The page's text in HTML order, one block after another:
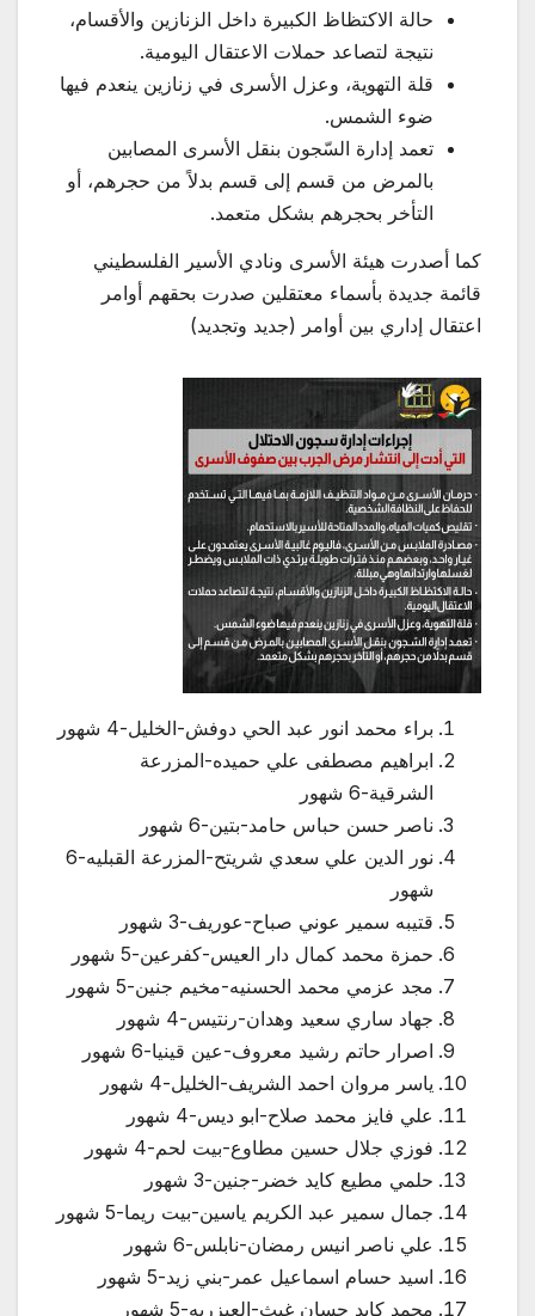
حالة الاكتظاظ الكبيرة داخل الزنازين والأقسام،
نتيجة لتصاعد حملات الاعتقال اليومية.
قلة التهوية، وعزل الأسرى في زنازين ينعدم فيها
ضوء الشمس.
تعمد إدارة السّجون بنقل الأسرى المصابين
بالمرض من قسم إلى قسم بدلاً من حجرهم، أو
التأخر بحجرهم بشكل متعمد.
كما أصدرت هيئة الأسرى ونادي الأسير الفلسطيني
قائمة جديدة بأسماء معتقلين صدرت بحقهم أوامر
اعتقال إداري بين أوامر (جديد وتجديد)
براء محمد انور عبد الحي دوفش-الخليل-4 شهور
ابراهيم مصطفى علي حميده-المزرعة
الشرقية-6 شهور
ناصر حسن حباس حامد-بتين-6 شهور
نور الدين علي سعدي شريتح-المزرعة القبليه-6
شهور
قتيبه سمير عوني صباح-عوريف-3 شهور
حمزة محمد كمال دار العيس-كفرعين-5 شهور
مجد عزمي محمد الحسنيه-مخيم جنين-5 شهور
جهاد ساري سعيد وهدان-رنتيس-4 شهور
اصرار حاتم رشيد معروف-عين قينيا-6 شهور
ياسر مروان احمد الشريف-الخليل-4 شهور
علي فايز محمد صلاح-ابو ديس-4 شهور
فوزي جلال حسين مطاوع-بيت لحم-4 شهور
حلمي مطيع كايد خضر-جنين-3 شهور
جمال سمير عبد الكريم ياسين-بيت ريما-5 شهور
علي ناصر انيس رمضان-نابلس-6 شهور
اسيد حسام اسماعيل عمر-بني زيد-5 شهور
محمد كايد حسان غيث-العيزريه-5 شهور